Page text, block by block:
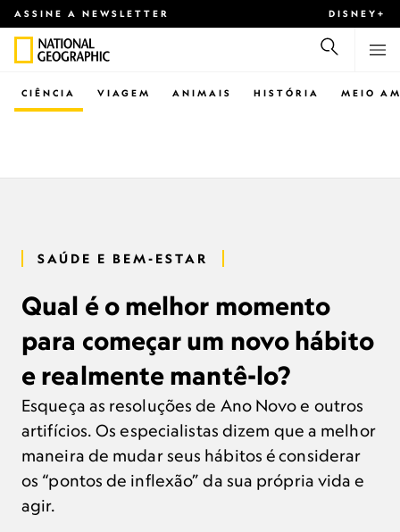
ASSINE A NEWSLETTER DISNEY+
CIÊNCIA VIAGEM ANIMAIS HISTÓRIA MEIO
SAÚDE E BEM-ESTAR
Qual é o melhor momento
para começar um novo hábito
e realmente mantê-lo?
Esqueça as resoluções de Ano Novo e outros
artifícios. Os especialistas dizem que a melhor
maneira de mudar seus hábitos é considerar
os “pontos de inflexão” da sua própria vida e
agir.